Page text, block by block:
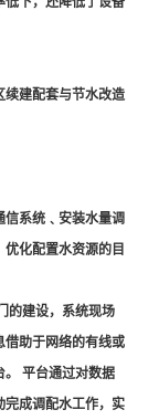
建配套与节水改造
系统﹑安装水量调
化配置水资源的目
的建设，系统现场
借助于网络的有线或
。 平台通过对数据
完成调配水工作，实